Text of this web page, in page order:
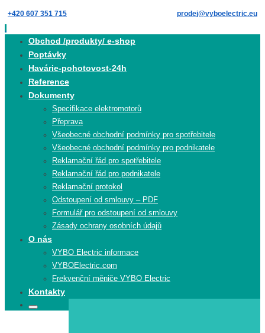
Skip
to
content
+420 607 351 715 prodej@vyboelectric.eu
Obchod /produkty/ e-shop
Poptávky
Havárie-pohotovost-24h
Reference
Dokumenty
Specifikace elektromotorů
Přeprava
Všeobecné obchodní podmínky pro spotřebitele
Všeobecné obchodní podmínky pro podnikatele
Reklamační řád pro spotřebitele
Reklamační řád pro podnikatele
Reklamační protokol
Odstoupení od smlouvy – PDF
Formulář pro odstoupení od smlouvy
Zásady ochrany osobních údajů
O nás
VYBO Electric informace
VYBOElectric.com
Frekvenční měniče VYBO Electric
Kontakty
Search
Search